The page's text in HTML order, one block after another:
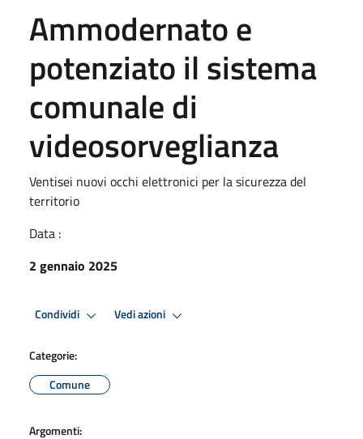
Ammodernato e
potenziato il sistema
comunale di
videosorveglianza
Ventisei nuovi occhi elettronici per la sicurezza del
territorio
Data :
2 gennaio 2025
Condividi Vedi azioni
Categorie:
Comune
Argomenti: